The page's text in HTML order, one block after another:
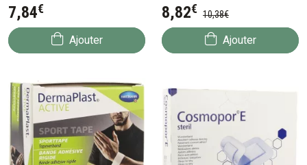
7,84€
Ajouter
Serviettes
8,82€ 10,38€
Ajouter